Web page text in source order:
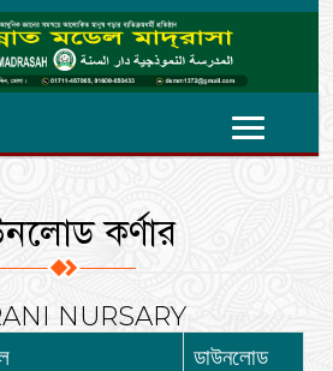
কর্ণার
NURSARY
ডাউনলোড